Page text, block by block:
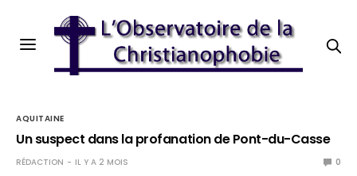
AQUITAINE
Un suspect dans la profanation de Pont-du-Casse
RÉDACTION IL Y A 2 MOIS 0